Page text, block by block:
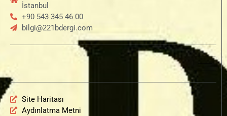
İstanbul
+90 543 345 46 00
bilgi@221bdergi.com
Site Haritası
Aydınlatma Metni